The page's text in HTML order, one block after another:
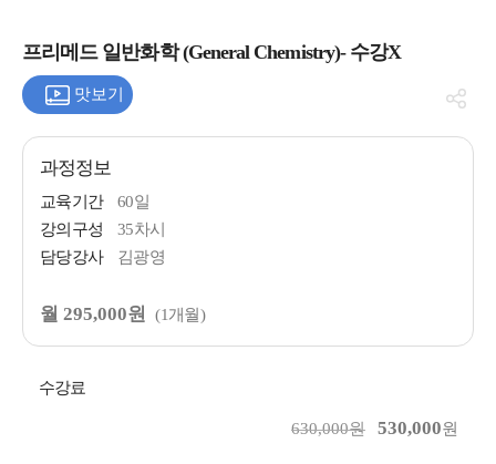
프리메드 일반화학 (General Chemistry)- 수강X
맛보기
과정정보
교육기간
60일
강의구성
35차시
담당강사
김광영
월 295,000원 (1개월)
수강료
630,000원 530,000원